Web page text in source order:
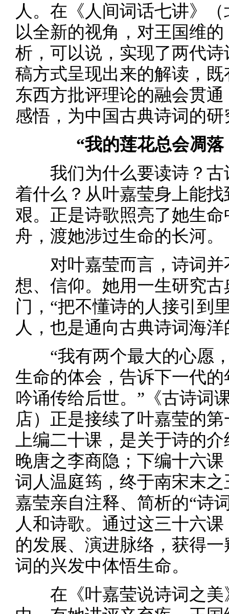
人。在《人间词话七讲》
以全新的视角，对王国维
析，可以说，实现了两代
稿方式呈现出来的解读，
东西方批评理论的融会贯
感悟，为中国古典诗词的
“我的莲花总会凋
我们为什么要读诗？古
着什么？从叶嘉莹身上能
艰。正是诗歌照亮了她生
舟，渡她涉过生命的长河。
对叶嘉莹而言，诗词并
想、信仰。她用一生研究
门，“把不懂诗的人接引到
人，也是通向古典诗词海
“我有两个最大的心愿，
生命的体会，告诉下一代
吟诵传给后世。”《古诗词
店）正是接续了叶嘉莹的
上编二十课，是关于诗的
晚唐之李商隐；下编十六
词人温庭筠，终于南宋末
嘉莹亲自注释、简析的“诗
人和诗歌。通过这三十六
的发展、演进脉络，获得
词的兴发中体悟生命。
在《叶嘉莹说诗词之美